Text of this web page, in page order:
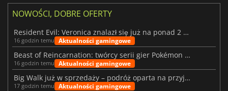
NOWOŚCI, DOBRE OFERTY
Resident Evil: Veronica znalazł się już na ponad 2 milionach list życzeń
16 godzin temu Aktualności gamingowe
Beast of Reincarnation: twórcy serii gier Pokémon wkraczają na nową ścieżkę
16 godzin temu Aktualności gamingowe
Big Walk już w sprzedaży – podróż oparta na przyjaźni
17 godzin temu Aktualności gamingowe